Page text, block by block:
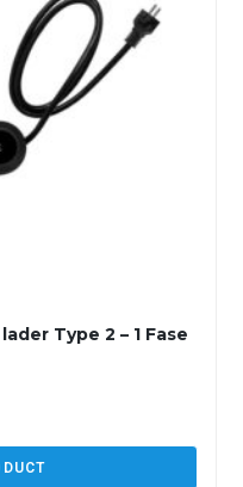
Type 2 – 1 Fase